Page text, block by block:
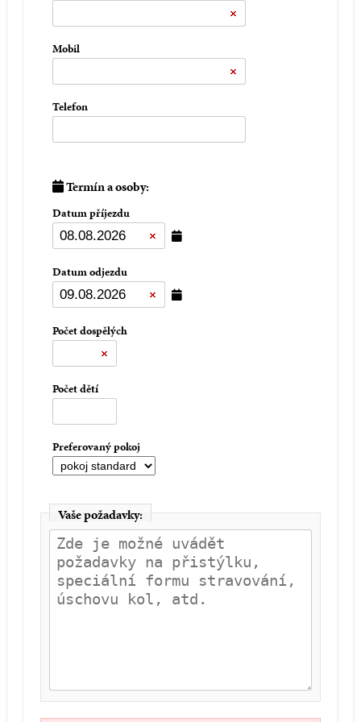
Mobil
Telefon
Termín a osoby:
Datum příjezdu
Datum odjezdu
Počet dospělých
Počet dětí
Preferovaný pokoj
Vaše požadavky: